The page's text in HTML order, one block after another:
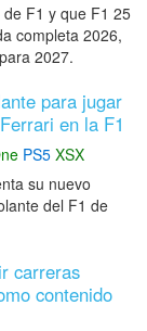
F1 y que F1 25
completa 2026,
2027.
para jugar
en la F1
PS5 XSX
su nuevo
del F1 de
carreras
contenido